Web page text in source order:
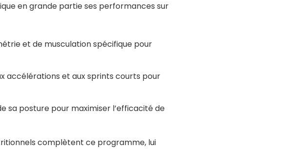
en grande partie ses performances sur
et de musculation spécifique pour
accélérations et aux sprints courts pour
sa posture pour maximiser l’efficacité de
complètent ce programme, lui